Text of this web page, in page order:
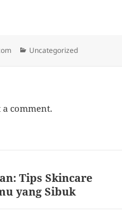
Categories
Uncategorized
a comment.
Tips Skincare
yang Sibuk